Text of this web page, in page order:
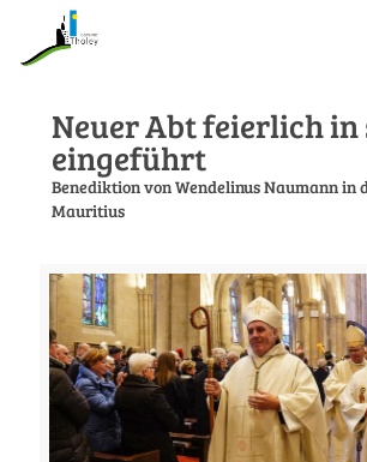
Neuer Abt feierlich in
eingeführt
Benediktion von Wendelinus Naumann in
Mauritius